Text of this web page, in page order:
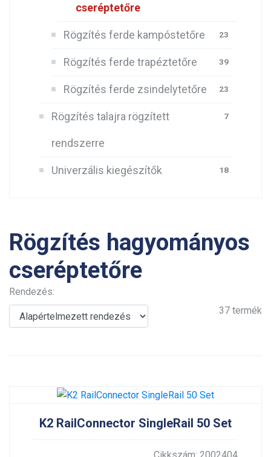
cseréptetőre
23
Rögzítés ferde kampóstetőre
39
Rögzítés ferde trapéztetőre
23
Rögzítés ferde zsindelytetőre
7
Rögzítés talajra rögzített
rendszerre
18
Univerzális kiegészítők
Rögzítés hagyományos
cseréptetőre
Rendezés:
37 termék
K2 RailConnector SingleRail 50 Set